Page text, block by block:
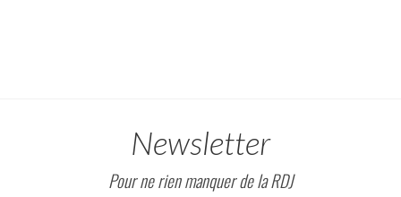
Newsletter
Pour ne rien manquer de la RDJ